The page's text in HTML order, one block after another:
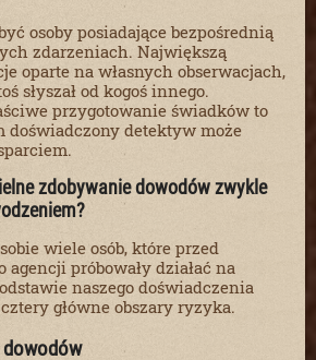
osoby posiadające bezpośrednią
zdarzeniach. Największą
oparte na własnych obserwacjach,
słyszał od kogoś innego.
przygotowanie świadków to
doświadczony detektyw może
zdobywanie dowodów zwykle
wiele osób, które przed
agencji próbowały działać na
naszego doświadczenia
główne obszary ryzyka.